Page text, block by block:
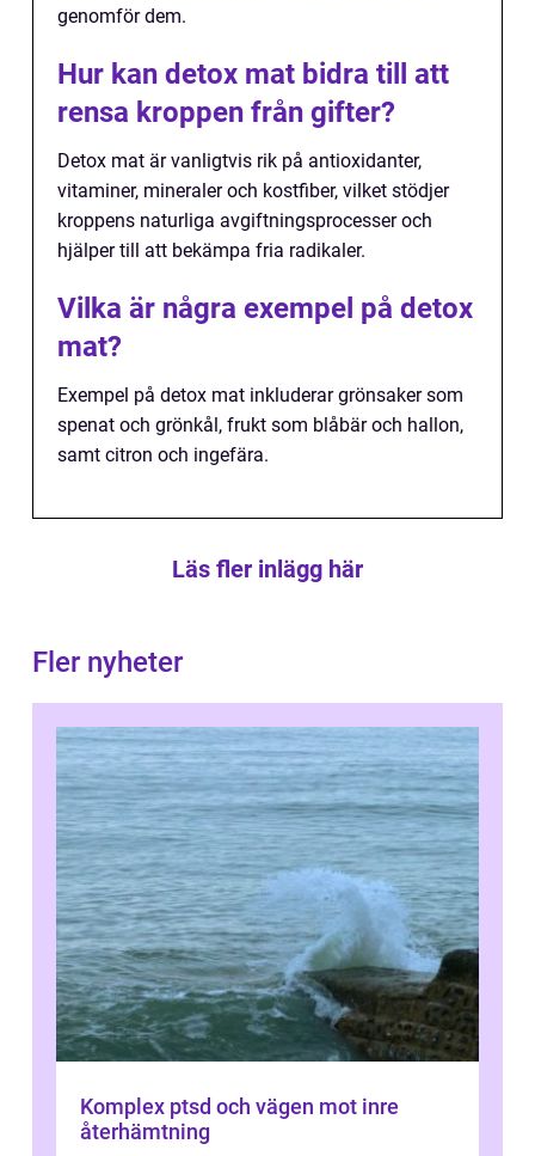
genomför dem.
Hur kan detox mat bidra till att
rensa kroppen från gifter?
Detox mat är vanligtvis rik på antioxidanter,
vitaminer, mineraler och kostfiber, vilket stödjer
kroppens naturliga avgiftningsprocesser och
hjälper till att bekämpa fria radikaler.
Vilka är några exempel på detox
mat?
Exempel på detox mat inkluderar grönsaker som
spenat och grönkål, frukt som blåbär och hallon,
samt citron och ingefära.
Läs fler inlägg här
Fler nyheter
Komplex ptsd och vägen mot inre
återhämtning